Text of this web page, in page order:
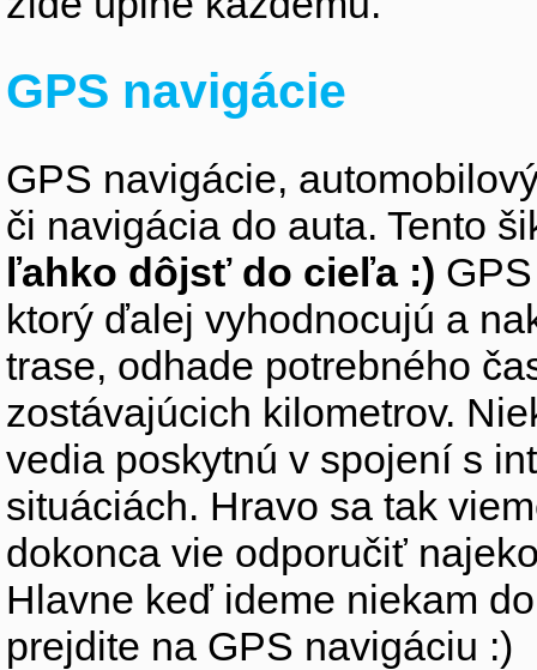
GPS navigácie
GPS navigácie,
či navigácia do auta. Tento
ľahko dôjsť do cieľa :)
ktorý ďalej vyhodnocujú a
trase, odhade potrebného
zostávajúcich kilometrov.
vedia poskytnú v spojení s
situáciách. Hravo sa tak
dokonca vie odporučiť
Hlavne keď ideme niekam
prejdite na GPS navigáciu :)